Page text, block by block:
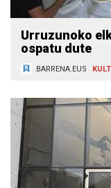
Urruzunoko
ospatu dute
BARRENA.EUS